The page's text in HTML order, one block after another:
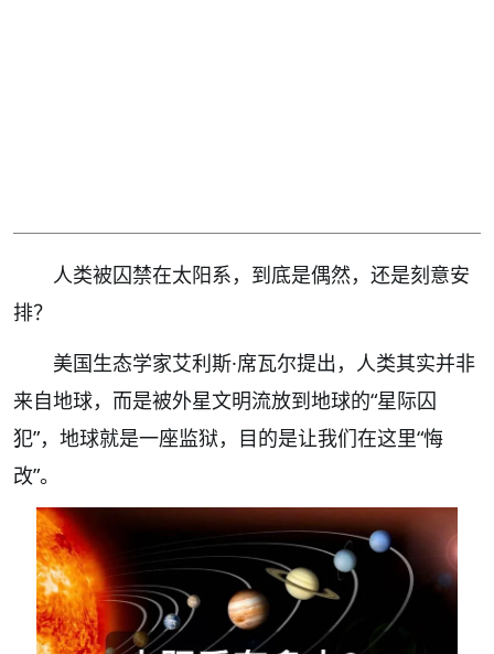
人类被囚禁在太阳系，到底是偶然，还是刻意安
排？
美国生态学家艾利斯·席瓦尔提出，人类其实并非
来自地球，而是被外星文明流放到地球的“星际囚
犯”，地球就是一座监狱，目的是让我们在这里“悔
改”。